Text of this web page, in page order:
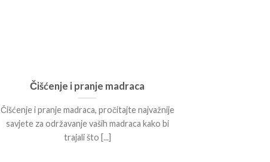
Čišćenje i pranje madraca
Čišćenje i pranje madraca, pročitajte najvažnije
savjete za održavanje vaših madraca kako bi
trajali što [...]